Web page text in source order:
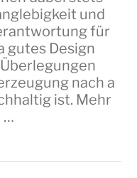
und
für
gutes Design
nach a
ist. Mehr
…